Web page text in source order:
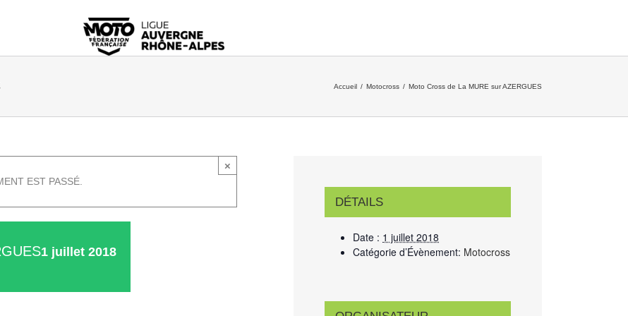
Accueil / Motocross / Moto Cross de La MURE sur AZERGUES
×
EST PASSÉ.
1 juillet 2018
DÉTAILS
Date : 1 juillet 2018
Catégorie d’Évènement: Motocross